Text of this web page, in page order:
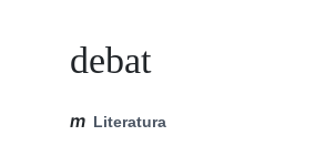
debat
m Literatura